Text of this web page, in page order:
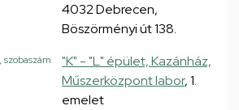
4032 Debrecen,
Böszörményi út 138.
"K" - "L" épület, Kazánház,
Műszerközpont labor, 1.
emelet